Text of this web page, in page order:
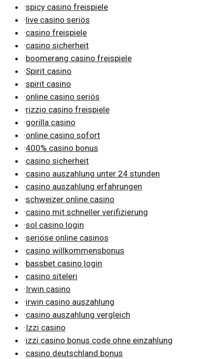
·spicy casino freispiele
·live casino seriös
·casino freispiele
·casino sicherheit
·boomerang casino freispiele
·Spirit casino
·spirit casino
·online casino seriös
·rizzio casino freispiele
·gorilla casino
·online casino sofort
·400% casino bonus
·casino sicherheit
·casino auszahlung unter 24 stunden
·casino auszahlung erfahrungen
·schweizer online casino
·casino mit schneller verifizierung
·sol casino login
·seriöse online casinos
·casino willkommensbonus
·bassbet casino login
·casino siteleri
·Irwin casino
·irwin casino auszahlung
·casino auszahlung vergleich
·Izzi casino
·izzi casino bonus code ohne einzahlung
·casino deutschland bonus